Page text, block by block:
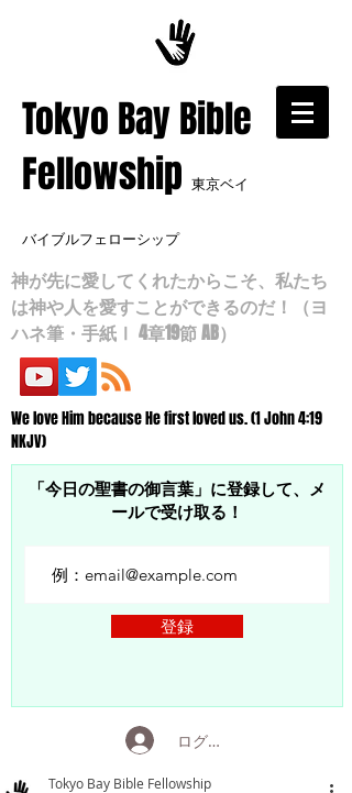
​Tokyo Bay Bible
Fellowship 東京ベイ
バイブルフェローシップ
神が先に愛してくれたからこそ、私たち
は神や人を愛すことができるのだ！（ヨ
ハネ筆・手紙Ⅰ 4章19節 AB）
We love Him because He first loved us. (1 John 4:19
NKJV)
「今日の聖書の御言葉」に登録して、メ
ールで受け取る！
登録
ログイン
Tokyo Bay Bible Fellowship